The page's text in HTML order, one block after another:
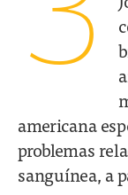
americana
problemas
sanguínea, a